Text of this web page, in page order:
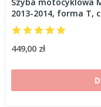
2013-2014, forma T,
449,00 zł